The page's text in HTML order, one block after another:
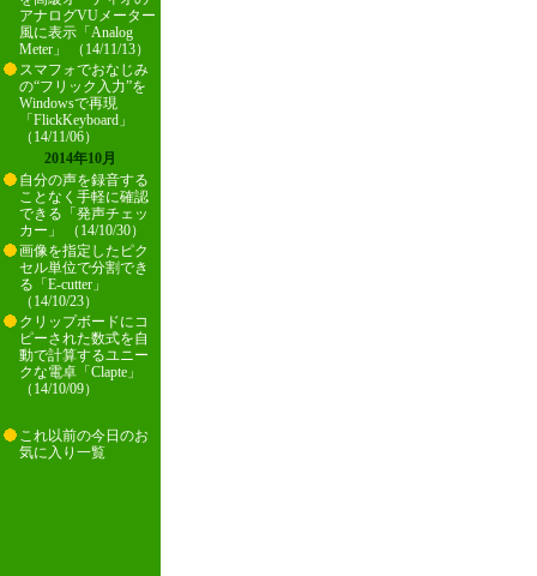
アナログVUメーター
風に表示「Analog
Meter」 （14/11/13）
スマフォでおなじみ
の“フリック入力”を
Windowsで再現
「FlickKeyboard」
（14/11/06）
2014年10月
自分の声を録音する
ことなく手軽に確認
できる「発声チェッ
カー」 （14/10/30）
画像を指定したピク
セル単位で分割でき
る「E-cutter」
（14/10/23）
クリップボードにコ
ピーされた数式を自
動で計算するユニー
クな電卓「Clapte」
（14/10/09）
これ以前の今日のお
気に入り一覧